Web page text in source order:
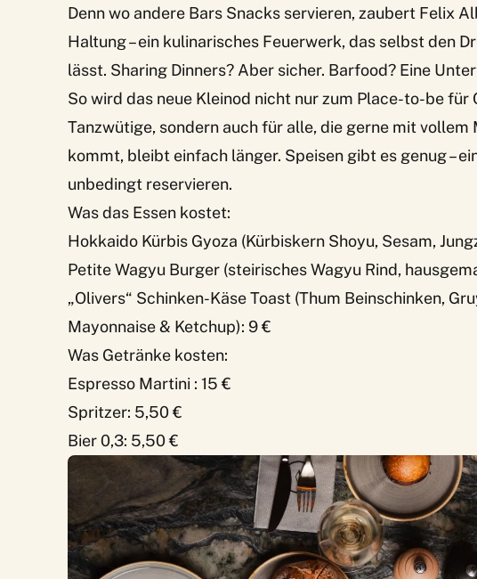
Denn wo andere Bars Snacks servieren, zaubert Felix
Haltung – ein kulinarisches Feuerwerk, das selbst den
lässt. Sharing Dinners? Aber sicher. Barfood? Eine
So wird das neue Kleinod nicht nur zum Place-to-be
Tanzwütige, sondern auch für alle, die gerne mit
kommt, bleibt einfach länger. Speisen gibt es genug –
unbedingt reservieren.
Was das Essen kostet:
Hokkaido Kürbis Gyoza (Kürbiskern Shoyu, Sesam,
Petite Wagyu Burger (steirisches Wagyu Rind,
„Olivers“ Schinken-Käse Toast (Thum Beinschinken,
Mayonnaise & Ketchup): 9 €
Was Getränke kosten:
Espresso Martini : 15 €
Spritzer: 5,50 €
Bier 0,3: 5,50 €